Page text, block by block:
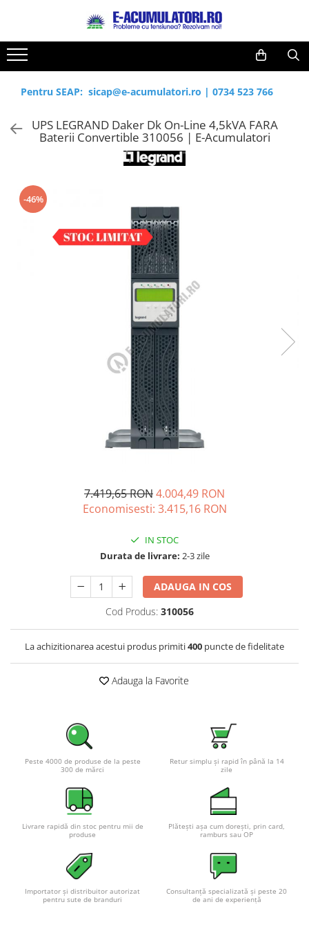
Toate Produsele
Acumulatori, Baterii si Incarcatoare
Uzuale
Baterii alcaline
Baterii litiu
Baterii auditive
Accesorii baterii
Baterii Industriale
Panouri fotovoltaice si accesorii
Sisteme prindere panouri
Invertoare Off-grid
Controlere solare
Convertoare de tensiune
Sisteme de stocare energie
Pachete complete stocare energie
Sisteme de Stocare Comerciale
Sisteme fotovoltaice complete
Sisteme fotovoltaice profesionale
Pachete sisteme fotovoltaice
Statii de incarcare vehicule
Statii de incarcare
Cabluri de incarcare vehicule
Prize de incarcare vehicule
Accesorii
Reduceri de vara
Cabluri
Acumulatori
Prelungitoare
Panouri fotovoltaice
Invertoare
Statii de incarcare EV
Pentru SEAP: sicap@e-acumulatori.ro | 0734 523 766
UPS LEGRAND Daker Dk On-Line 4,5kVA FARA
Baterii Convertible 310056 | E-Acumulatori
-46%
7.419,65 RON4.004,49 RON
Economisesti: 3.415,16 RON
IN STOC
Durata de livrare: 2-3 zile
ADAUGA IN COS
Cod Produs: 310056
La achizitionarea acestui produs primiti400 puncte de fidelitate
Adauga la Favorite
Peste 4000 de produse de la peste
300 de mărci
Retur simplu și rapid în până la 14
zile
Livrare rapidă din stoc pentru mii de
produse
Plătești așa cum dorești, prin card,
ramburs sau OP
Importator și distribuitor autorizat
pentru sute de branduri
Consultanță specializată și peste 20
de ani de experiență